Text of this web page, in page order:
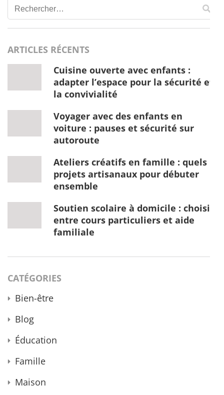
Rechercher :
ARTICLES RÉCENTS
Cuisine ouverte avec enfants :
adapter l’espace pour la sécurité et
la convivialité
Voyager avec des enfants en
voiture : pauses et sécurité sur
autoroute
Ateliers créatifs en famille : quels
projets artisanaux pour débuter
ensemble
Soutien scolaire à domicile : choisir
entre cours particuliers et aide
familiale
CATÉGORIES
Bien-être
Blog
Éducation
Famille
Maison